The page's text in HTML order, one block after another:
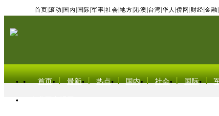
首页 滚动 国内 国际 军事 社会 地方 港澳 台湾 华人 侨网 财经 金融
首页 最新 热点 国内 社会 国际